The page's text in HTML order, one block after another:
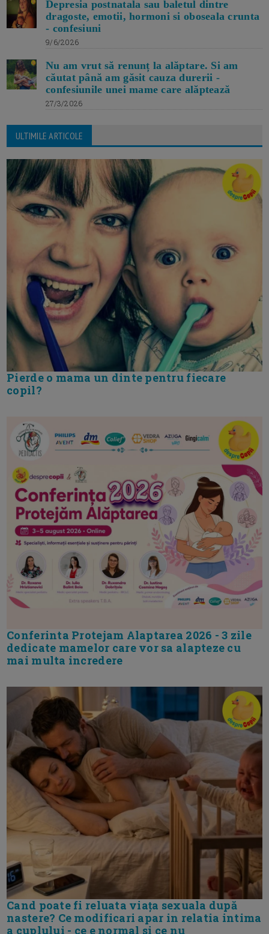
Depresia postnatala sau baletul dintre
dragoste, emotii, hormoni si oboseala crunta
- confesiuni
9/6/2026
Nu am vrut să renunț la alăptare. Si am
căutat până am găsit cauza durerii -
confesiunile unei mame care alăptează
27/3/2026
ULTIMILE ARTICOLE
Pierde o mama un dinte pentru fiecare
copil?
Conferinta Protejam Alaptarea 2026 - 3 zile
dedicate mamelor care vor sa alapteze cu
mai multa incredere
Cand poate fi reluata viața sexuala după
nastere? Ce modificari apar in relatia intima
a cuplului - ce e normal si ce nu